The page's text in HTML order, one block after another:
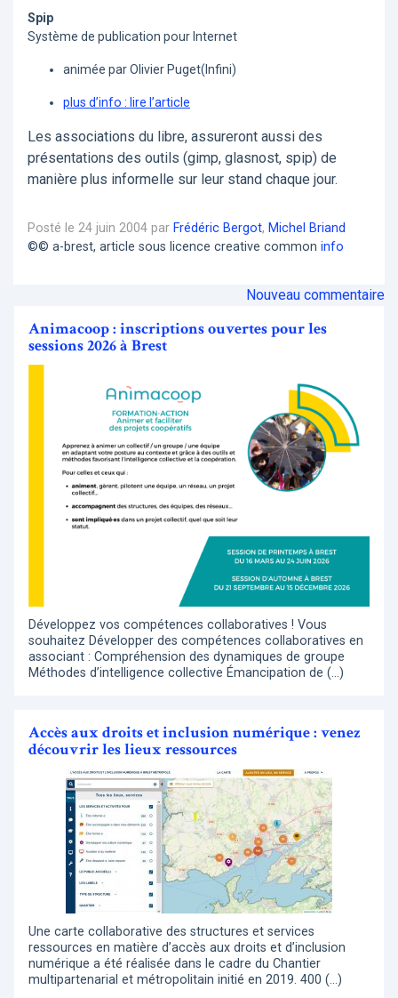
Spip
Système de publication pour Internet
animée par Olivier Puget(Infini)
plus d’info : lire l’article
Les associations du libre, assureront aussi des
présentations des outils (gimp, glasnost, spip) de
manière plus informelle sur leur stand chaque jour.
Posté le 24 juin 2004 par Frédéric Bergot, Michel Briand
©© a-brest, article sous licence creative common info
Nouveau commentaire
Animacoop : inscriptions ouvertes pour les
sessions 2026 à Brest
Développez vos compétences collaboratives ! Vous
souhaitez Développer des compétences collaboratives en
associant : Compréhension des dynamiques de groupe
Méthodes d’intelligence collective Émancipation de (…)
Accès aux droits et inclusion numérique : venez
découvrir les lieux ressources
Une carte collaborative des structures et services
ressources en matière d’accès aux droits et d’inclusion
numérique a été réalisée dans le cadre du Chantier
multipartenarial et métropolitain initié en 2019. 400 (…)